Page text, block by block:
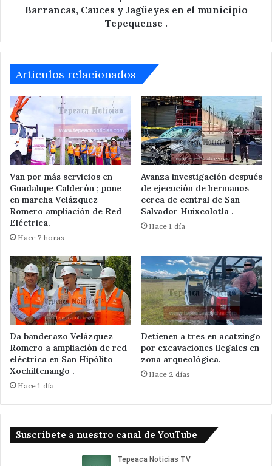
Jagüeyes
municipio
Barrancas, Cauces y Jagüeyes en el municipio
Tepequense .
Articulos relacionados
Van por más servicios en
Guadalupe Calderón ; pone
en marcha Velázquez
Romero ampliación de Red
Eléctrica.
Hace 7 horas
Avanza investigación después
de ejecución de hermanos
cerca de central de San
Salvador Huixcolotla .
Hace 1 día
Da banderazo Velázquez
Romero a ampliación de red
eléctrica en San Hipólito
Xochiltenango .
Hace 1 día
Detienen a tres en acatzingo
por excavaciones ilegales en
zona arqueológica.
Hace 2 días
Suscribete a nuestro canal de YouTube